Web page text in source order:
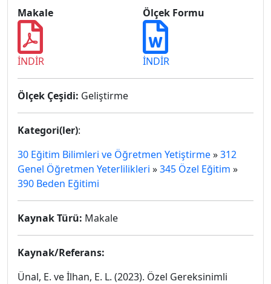
Makale
İNDİR
Ölçek Formu
İNDİR
Ölçek Çeşidi: Geliştirme
Kategori(ler):
30 Eğitim Bilimleri ve Öğretmen Yetiştirme»312
Genel Öğretmen Yeterlilikleri »345 Özel Eğitim »
390 Beden Eğitimi
Kaynak Türü: Makale
Kaynak/Referans:
Ünal, E. ve İlhan, E. L. (2023). Özel Gereksinimli